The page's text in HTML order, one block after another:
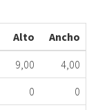
Alto
Ancho
9,00
4,00
0
0